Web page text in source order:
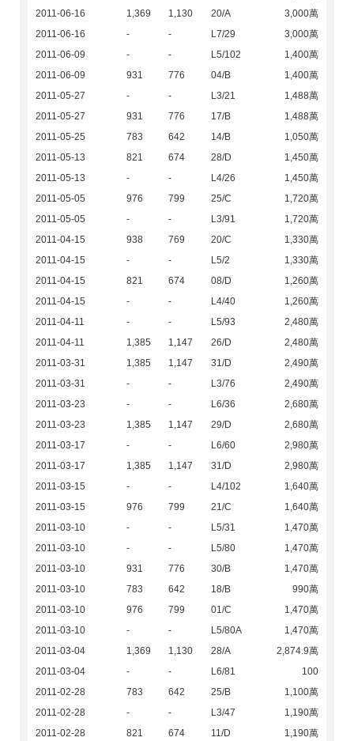
2011-06-16
1,369 1,130 20/A
3,000萬
2011-06-16
- - L7/29
3,000萬
2011-06-09
- - L5/102
1,400萬
2011-06-09
931 776 04/B
1,400萬
2011-05-27
- - L3/21
1,488萬
2011-05-27
931 776 17/B
1,488萬
2011-05-25
783 642 14/B
1,050萬
2011-05-13
821 674 28/D
1,450萬
2011-05-13
- - L4/26
1,450萬
2011-05-05
976 799 25/C
1,720萬
2011-05-05
- - L3/91
1,720萬
2011-04-15
938 769 20/C
1,330萬
2011-04-15
- - L5/2
1,330萬
2011-04-15
821 674 08/D
1,260萬
2011-04-15
- - L4/40
1,260萬
2011-04-11
- - L5/93
2,480萬
2011-04-11
1,385 1,147 26/D
2,480萬
2011-03-31
1,385 1,147 31/D
2,490萬
2011-03-31
- - L3/76
2,490萬
2011-03-23
- - L6/36
2,680萬
2011-03-23
1,385 1,147 29/D
2,680萬
2011-03-17
- - L6/60
2,980萬
2011-03-17
1,385 1,147 31/D
2,980萬
2011-03-15
- - L4/102
1,640萬
2011-03-15
976 799 21/C
1,640萬
2011-03-10
- - L5/31
1,470萬
2011-03-10
- - L5/80
1,470萬
2011-03-10
931 776 30/B
1,470萬
2011-03-10
783 642 18/B
990萬
2011-03-10
976 799 01/C
1,470萬
2011-03-10
- - L5/80A
1,470萬
2011-03-04
1,369 1,130 28/A
2,874.9萬
2011-03-04
- - L6/81
100
2011-02-28
783 642 25/B
1,100萬
2011-02-28
- - L3/47
1,190萬
2011-02-28
821 674 11/D
1,190萬